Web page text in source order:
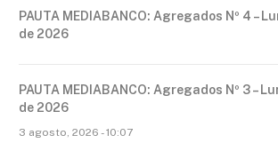
PAUTA MEDIABANCO: Agregados Nº 4 –
de 2026
PAUTA MEDIABANCO: Agregados Nº 3 –
de 2026
3 agosto, 2026 - 10:07